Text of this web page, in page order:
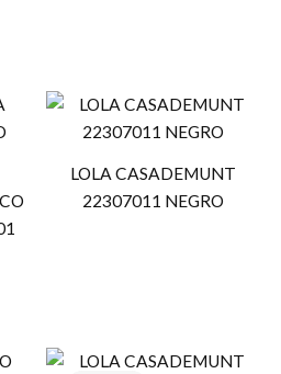
LOLA CASADEMUNT
22307011 NEGRO
El
El